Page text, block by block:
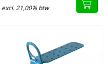
excl. 21,00% btw